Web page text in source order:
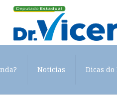
Notícias Dicas do